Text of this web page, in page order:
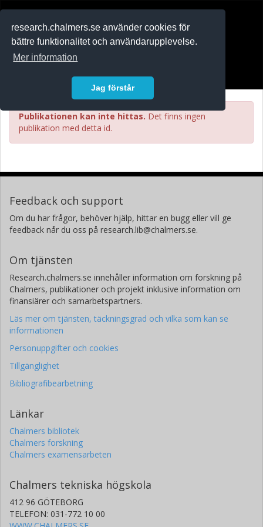
research.chalmers.se använder cookies för
bättre funktionalitet och användarupplevelse.
Mer information
Jag förstår
Publikationen kan inte hittas. Det finns ingen
publikation med detta id.
Feedback och support
Om du har frågor, behöver hjälp, hittar en bugg eller vill ge
feedback når du oss på research.lib@chalmers.se.
Om tjänsten
Research.chalmers.se innehåller information om forskning på
Chalmers, publikationer och projekt inklusive information om
finansiärer och samarbetspartners.
Läs mer om tjänsten, täckningsgrad och vilka som kan se
informationen
Personuppgifter och cookies
Tillgänglighet
Bibliografibearbetning
Länkar
Chalmers bibliotek
Chalmers forskning
Chalmers examensarbeten
Chalmers tekniska högskola
412 96 GÖTEBORG
TELEFON: 031-772 10 00